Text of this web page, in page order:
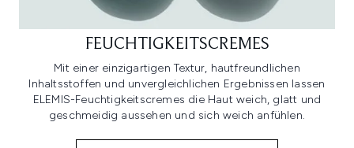
FEUCHTIGKEITSCREMES
Mit einer einzigartigen Textur, hautfreundlichen
Inhaltsstoffen und unvergleichlichen Ergebnissen lassen
ELEMIS-Feuchtigkeitscremes die Haut weich, glatt und
geschmeidig aussehen und sich weich anfühlen.